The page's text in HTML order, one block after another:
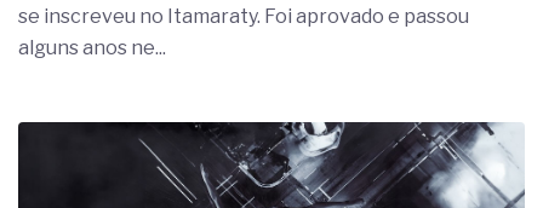
se inscreveu no Itamaraty. Foi aprovado e passou
alguns anos ne...